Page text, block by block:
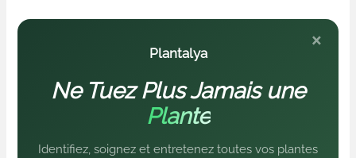
×
Plantalya
Ne Tuez Plus Jamais une
Plante
Identifiez, soignez et entretenez toutes vos plantes